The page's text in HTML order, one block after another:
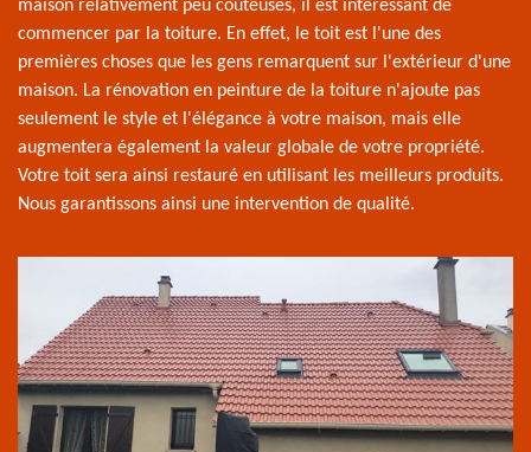
maison relativement peu coûteuses, il est intéressant de
commencer par la toiture. En effet, le toit est l'une des
premières choses que les gens remarquent sur l'extérieur d'une
maison. La rénovation en peinture de la toiture n'ajoute pas
seulement le style et l'élégance à votre maison, mais elle
augmentera également la valeur globale de votre propriété.
Votre toit sera ainsi restauré en utilisant les meilleurs produits.
Nous garantissons ainsi une intervention de qualité.